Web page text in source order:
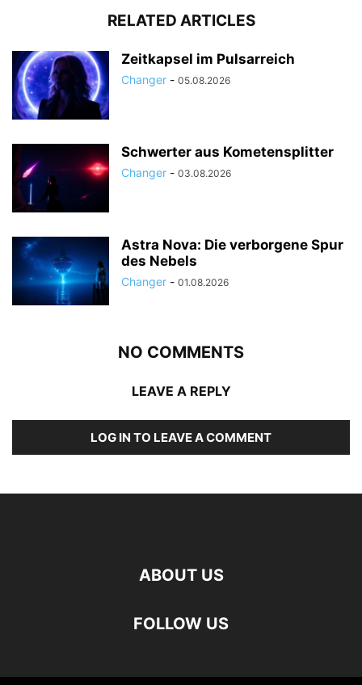
RELATED ARTICLES
Zeitkapsel im Pulsarreich
Changer - 05.08.2026
Schwerter aus Kometensplitter
Changer - 03.08.2026
Astra Nova: Die verborgene Spur
des Nebels
Changer - 01.08.2026
NO COMMENTS
LEAVE A REPLY
LOG IN TO LEAVE A COMMENT
ABOUT US
FOLLOW US